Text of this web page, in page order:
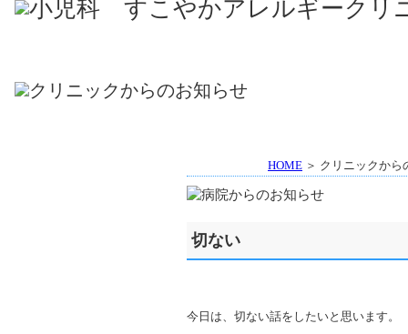
HOME ＞ クリニックか
切ない
今日は、切ない話をしたいと思います。